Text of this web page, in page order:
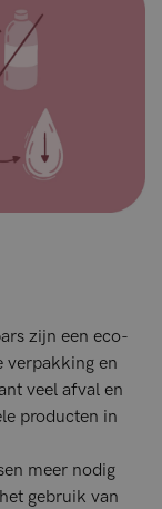
zijn een eco-
verpakking en
veel afval en
producten in
meer nodig
gebruik van